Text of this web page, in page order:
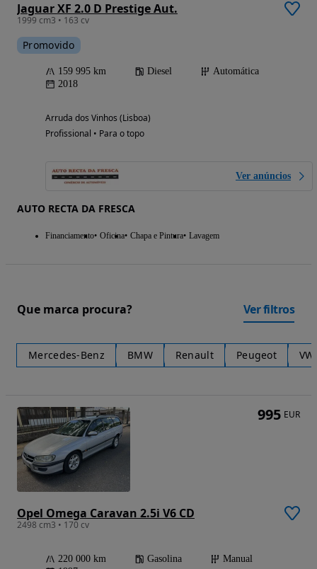
Jaguar XF 2.0 D Prestige Aut.
1999 cm3 • 163 cv
Promovido
159 995 km Diesel
Automática
2018
Arruda dos Vinhos (Lisboa)
Profissional • Para o topo
Ver anúncios
AUTO RECTA DA FRESCA
Financiamento Oficina Chapa e Pintura Lavagem
Que marca procura? Ver filtros
Mercedes-Benz BMW Renault Peugeot VW
Opel Omega Caravan 2.5i V6 CD
2498 cm3 • 170 cv
220 000 km Gasolina
Manual
995 EUR